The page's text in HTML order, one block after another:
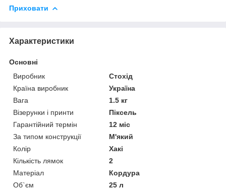
Приховати
Характеристики
Основні
Виробник
Стохід
Країна виробник
Україна
Вага
1.5 кг
Візерунки і принти
Піксель
Гарантійний термін
12 міс
За типом конструкції
М'який
Колір
Хакі
Кількість лямок
2
Матеріал
Кордура
Об`єм
25 л